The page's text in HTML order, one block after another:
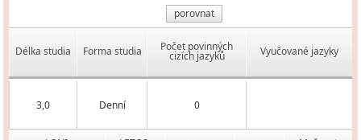
porovnat
Délka studia Forma studia Počet povinných
cizích jazyků Vyučované jazyky
3,0 Denní 0